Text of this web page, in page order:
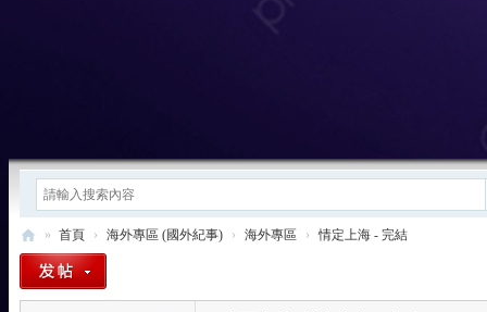
方
» 首頁 › 海外專區 (國外紀事) › 海外專區 › 情定上海 - 完結